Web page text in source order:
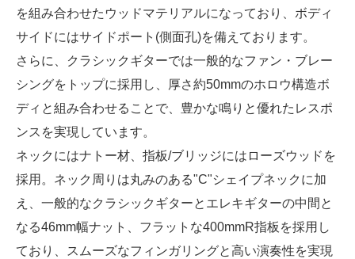
を組み合わせたウッドマテリアルになっており、ボディ
サイドにはサイドポート(側面孔)を備えております。
さらに、クラシックギターでは一般的なファン・ブレー
シングをトップに採用し、厚さ約50mmのホロウ構造ボ
ディと組み合わせることで、豊かな鳴りと優れたレスポ
ンスを実現しています。
ネックにはナトー材、指板/ブリッジにはローズウッドを
採用。ネック周りは丸みのある"C"シェイプネックに加
え、一般的なクラシックギターとエレキギターの中間と
なる46mm幅ナット、フラットな400mmR指板を採用し
ており、スムーズなフィンガリングと高い演奏性を実現